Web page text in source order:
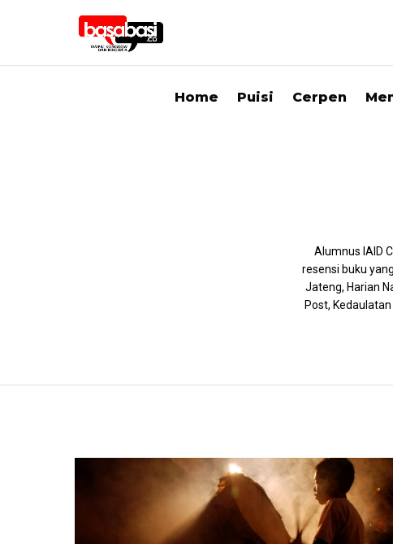
Home Puisi Cerpen
Alumnus IAID
resensi buku
Jateng, Harian
Post,